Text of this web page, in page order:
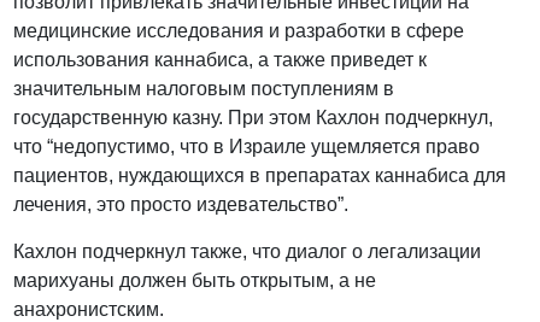
медицинские исследования и разработки в сфере
использования каннабиса, а также приведет к
значительным налоговым поступлениям в
государственную казну. При этом Кахлон подчеркнул,
что “недопустимо, что в Израиле ущемляется право
пациентов, нуждающихся в препаратах каннабиса для
лечения, это просто издевательство”.
Кахлон подчеркнул также, что диалог о легализации
марихуаны должен быть открытым, а не
анахронистским.